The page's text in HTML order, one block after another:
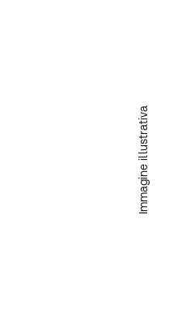
Immagine illustrativa